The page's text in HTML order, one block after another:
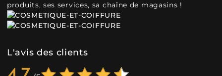
produits, ses services, sa chaîne de magasins !
L'avis des clients